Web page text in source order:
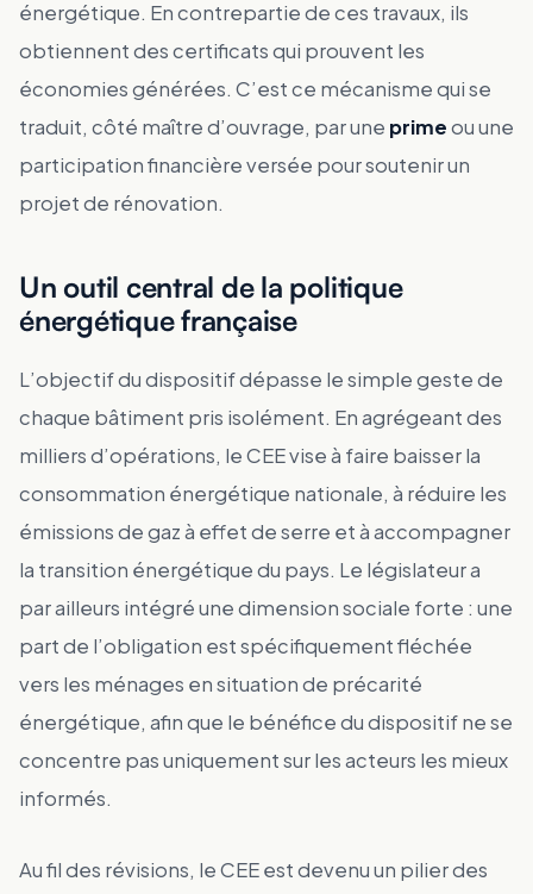
énergétique. En contrepartie de ces travaux, ils
obtiennent des certificats qui prouvent les
économies générées. C’est ce mécanisme qui se
traduit, côté maître d’ouvrage, par une primeou une
participation financière versée pour soutenir un
projet de rénovation.
Un outil central de la politique
énergétique française
L’objectif du dispositif dépasse le simple geste de
chaque bâtiment pris isolément. En agrégeant des
milliers d’opérations, le CEE vise à faire baisser la
consommation énergétique nationale, à réduire les
émissions de gaz à effet de serre et à accompagner
la transition énergétique du pays. Le législateur a
par ailleurs intégré une dimension sociale forte : une
part de l’obligation est spécifiquement fléchée
vers les ménages en situation de précarité
énergétique, afin que le bénéfice du dispositif ne se
concentre pas uniquement sur les acteurs les mieux
informés.
Au fil des révisions, le CEE est devenu un pilier des